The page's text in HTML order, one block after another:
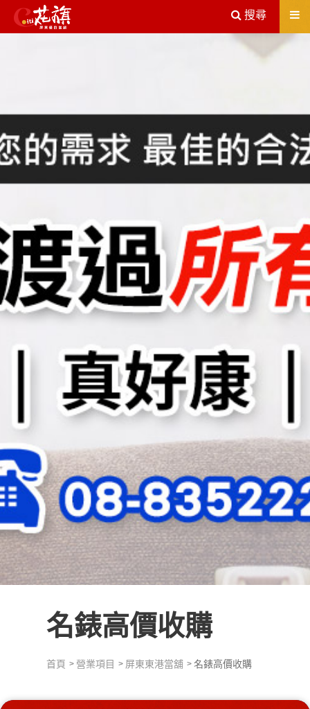
屏東機車借款解決您所有的借貸疑慮，完全了解、滿意再貸！
送出
搜尋
名錶高價收購
首頁 營業項目 屏東東港當舖 名錶高價收購